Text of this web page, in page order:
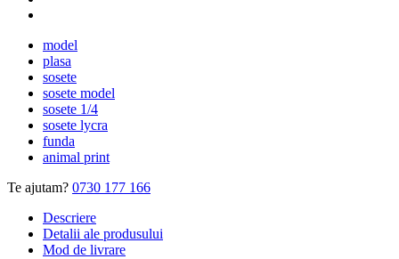
model
plasa
sosete
sosete model
sosete 1/4
sosete lycra
funda
animal print
Te ajutam? 0730 177 166
Descriere
Detalii ale produsului
Mod de livrare